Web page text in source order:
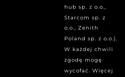
hub sp. z o.o.,
Starcom sp. z
o.o., Zenith
Poland sp. z o.o.).
W każdej chwili
zgodę mogę
wycofać. Więcej